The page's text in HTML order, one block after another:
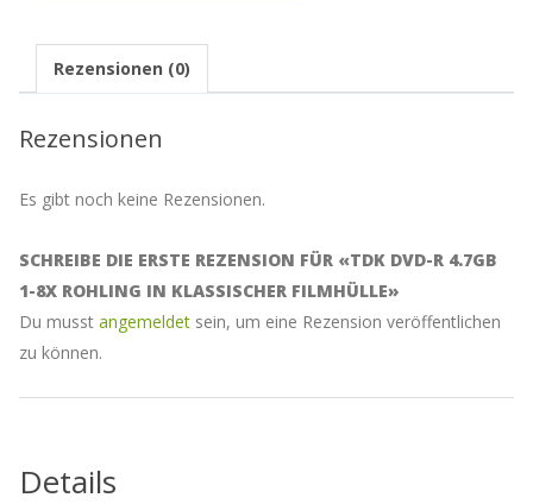
MengeRezensionen (0)
Rezensionen
Es gibt noch keine Rezensionen.
SCHREIBE DIE ERSTE REZENSION FÜR «TDK DVD-R 4.7GB
1-8X ROHLING IN KLASSISCHER FILMHÜLLE»
Du musst angemeldet sein, um eine Rezension veröffentlichen
zu können.
Details